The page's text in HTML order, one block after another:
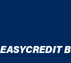
EASYCREDIT